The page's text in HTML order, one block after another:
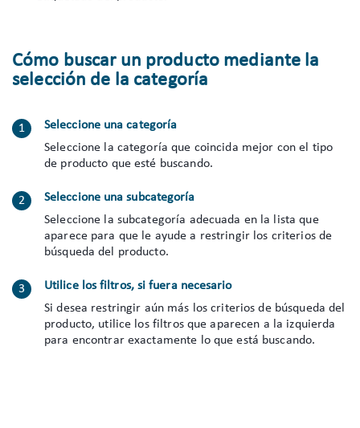
Cómo buscar un producto mediante la
selección de la categoría
Seleccione una categoría
Seleccione la categoría que coincida mejor con el tipo
de producto que esté buscando.
Seleccione una subcategoría
Seleccione la subcategoría adecuada en la lista que
aparece para que le ayude a restringir los criterios de
búsqueda del producto.
Utilice los filtros, si fuera necesario
Si desea restringir aún más los criterios de búsqueda del
producto, utilice los filtros que aparecen a la izquierda
para encontrar exactamente lo que está buscando.